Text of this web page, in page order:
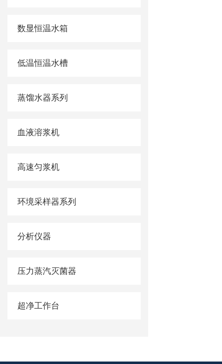
数显恒温水箱
低温恒温水槽
蒸馏水器系列
血液溶浆机
高速匀浆机
环境采样器系列
分析仪器
压力蒸汽灭菌器
超净工作台